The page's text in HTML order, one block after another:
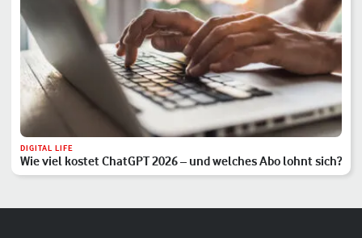
DIGITAL LIFE
Wie viel kostet ChatGPT 2026 – und welches Abo lohnt sich?